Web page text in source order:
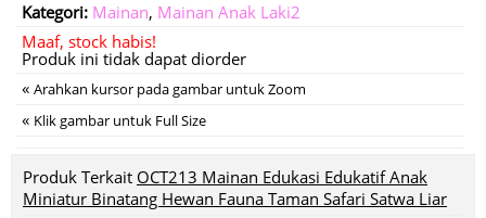
Kategori: Mainan, Mainan Anak Laki2
Maaf, stock habis!
Produk ini tidak dapat diorder
« Arahkan kursor pada gambar untuk Zoom
« Klik gambar untuk Full Size
Produk Terkait OCT213 Mainan Edukasi Edukatif Anak
Miniatur Binatang Hewan Fauna Taman Safari Satwa Liar